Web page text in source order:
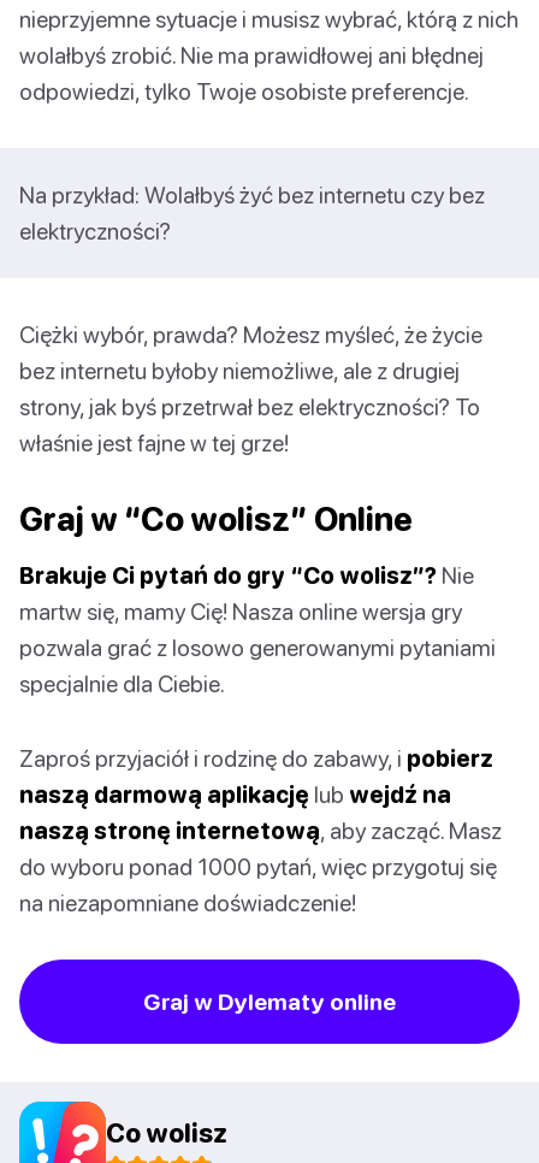
nieprzyjemne sytuacje i musisz wybrać, którą z nich
wolałbyś zrobić. Nie ma prawidłowej ani błędnej
odpowiedzi, tylko Twoje osobiste preferencje.
Na przykład: Wolałbyś żyć bez internetu czy bez
elektryczności?
Ciężki wybór, prawda? Możesz myśleć, że życie
bez internetu byłoby niemożliwe, ale z drugiej
strony, jak byś przetrwał bez elektryczności? To
właśnie jest fajne w tej grze!
Graj w “Co wolisz” Online
Brakuje Ci pytań do gry “Co wolisz”? Nie
martw się, mamy Cię! Nasza online wersja gry
pozwala grać z losowo generowanymi pytaniami
specjalnie dla Ciebie.
Zaproś przyjaciół i rodzinę do zabawy, i pobierz
naszą darmową aplikację lub wejdź na
naszą stronę internetową, aby zacząć. Masz
do wyboru ponad 1000 pytań, więc przygotuj się
na niezapomniane doświadczenie!
Graj w Dylematy online
Co wolisz